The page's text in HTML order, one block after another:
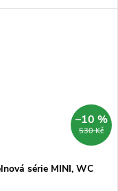
které dodá Vaší
530 Kč
–10 %
série MINI, WC